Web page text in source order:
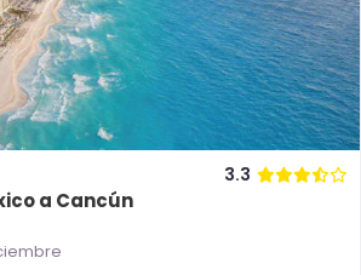
3.3
a Cancún